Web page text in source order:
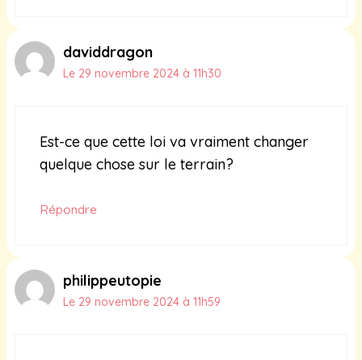
daviddragon
Le 29 novembre 2024 à 11h30
Est-ce que cette loi va vraiment changer
quelque chose sur le terrain?
Répondre
philippeutopie
Le 29 novembre 2024 à 11h59